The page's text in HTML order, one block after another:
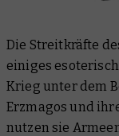
Die Streitkräfte
einiges
Krieg unter dem
Erzmagos und
nutzen sie